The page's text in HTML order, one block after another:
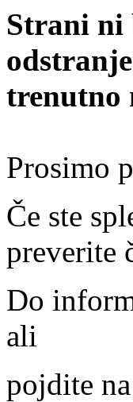
Strani ni
trenutno
Prosimo
Če ste
preverite
Do
ali
pojdite na